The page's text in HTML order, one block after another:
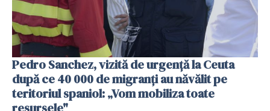
Pedro Sanchez, vizită de urgență la Ceuta
după ce 40 000 de migranți au năvălit pe
teritoriul spaniol: „Vom mobiliza toate